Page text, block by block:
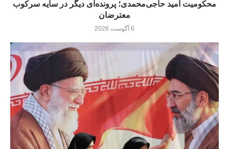
محکومیت امید حاجی‌محمدی؛ پرونده‌ای دیگر در سایه سرکوب
معترضان
6 آگوست 2026